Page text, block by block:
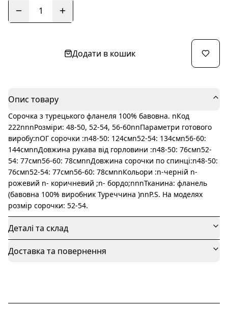
1
Додати в кошик
Опис товару
Сорочка з турецького фланеля 100% бавовна. nКод
222nnnРозміри: 48-50, 52-54, 56-60nnПараметри готового
виробу:nОГ сорочки :n48-50: 124смn52-54: 134смn56-60:
144смnnДовжина рукава від горловини :n48-50: 76смn52-
54: 77смn56-60: 78смnnДовжина сорочки по спинці:n48-50:
76смn52-54: 77смn56-60: 78смnnКольори :n-черній n-
рожевий n- коричневий ;n- бордо;nnnТканина: фланель
(бавовна 100% виробник Туреччина )nnP.S. На моделях
розмір сорочки: 52-54.
Деталі та склад
Доставка та повернення